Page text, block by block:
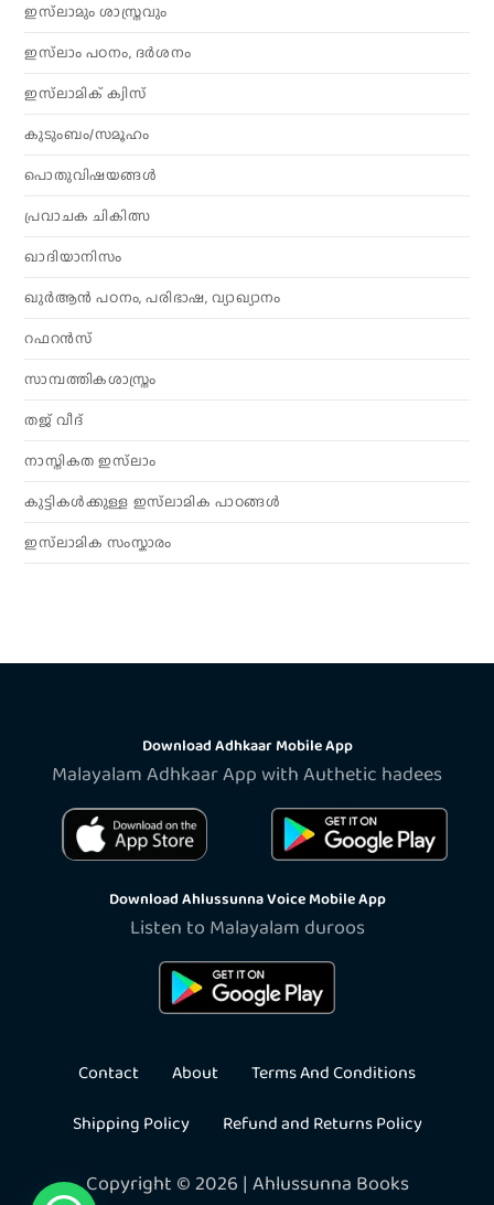
ഇസ്‌ലാമും ശാസ്ത്രവും
ഇസ്‌ലാം പഠനം, ദർശനം
ഇസ്‌ലാമിക് ക്വിസ്
കുടുംബം/സമൂഹം
പൊതുവിഷയങ്ങൾ
പ്രവാചക ചികിത്സ
ഖാദിയാനിസം
ഖുർആൻ പഠനം, പരിഭാഷ, വ്യാഖ്യാനം
റഫറൻസ്
സാമ്പത്തികശാസ്ത്രം
തജ് വീദ്
നാസ്തികത ഇസ്‌ലാം
കുട്ടികൾക്കുള്ള ഇസ്‌ലാമിക പാഠങ്ങൾ
ഇസ്‌ലാമിക സംസ്കാരം
Download Adhkaar Mobile App
Malayalam Adhkaar App with Authetic hadees
Download Ahlussunna Voice Mobile App
Listen to Malayalam duroos
Contact About
Terms And Conditions
Shipping Policy
Refund and Returns Policy
Copyright © 2026 | Ahlussunna Books